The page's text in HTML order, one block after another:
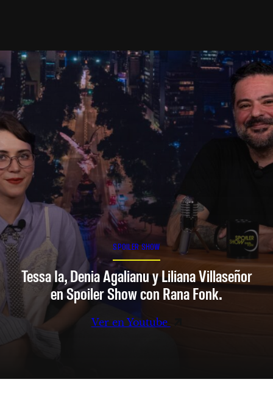
SPOILER SHOW
Tessa Ia, Denia Agalianu y Liliana Villaseñor
en Spoiler Show con Rana Fonk.
Ver en Youtube